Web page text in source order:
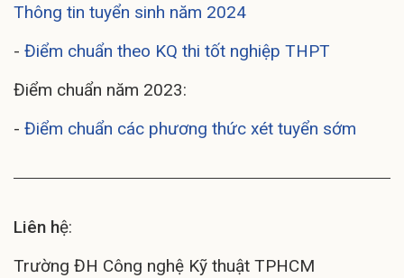
Thông tin tuyển sinh năm 2024
- Điểm chuẩn theo KQ thi tốt nghiệp THPT
Điểm chuẩn năm 2023:
- Điểm chuẩn các phương thức xét tuyển sớm
Liên hệ:
Trường ĐH Công nghệ Kỹ thuật TPHCM